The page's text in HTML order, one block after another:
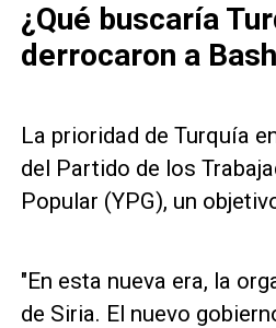
¿Qué buscaría
derrocaron a
La prioridad de Turquía
del Partido de los
Popular (YPG), un
"En esta nueva era, la
de Siria. El nuevo